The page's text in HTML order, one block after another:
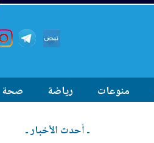
منوعات رياضة صحة
ـ أحدث الأخبار ـ